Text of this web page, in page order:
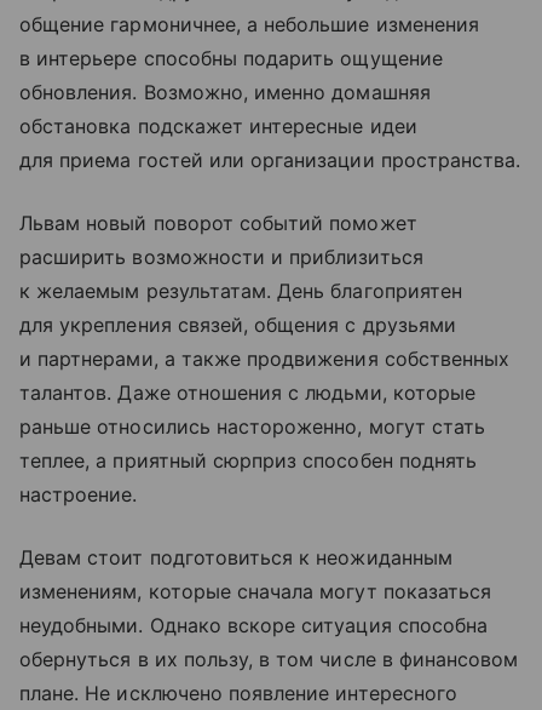
общение гармоничнее, а небольшие изменения
в интерьере способны подарить ощущение
обновления. Возможно, именно домашняя
обстановка подскажет интересные идеи
для приема гостей или организации пространства.
Львам новый поворот событий поможет
расширить возможности и приблизиться
к желаемым результатам. День благоприятен
для укрепления связей, общения с друзьями
и партнерами, а также продвижения собственных
талантов. Даже отношения с людьми, которые
раньше относились настороженно, могут стать
теплее, а приятный сюрприз способен поднять
настроение.
Девам стоит подготовиться к неожиданным
изменениям, которые сначала могут показаться
неудобными. Однако вскоре ситуация способна
обернуться в их пользу, в том числе в финансовом
плане. Не исключено появление интересного